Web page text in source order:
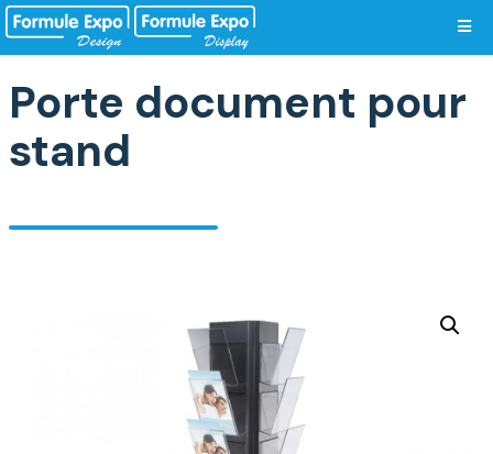
Porte document pour
stand
Vos préférences de cookies